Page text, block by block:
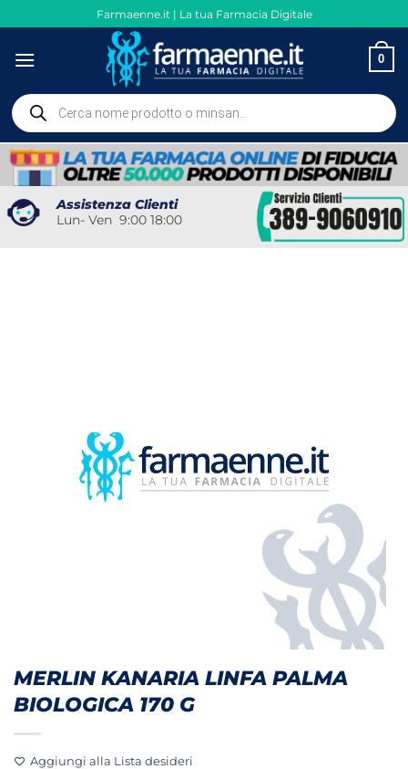
ai
contenuti
Farmaenne.it | La tua Farmacia Digitale
0
Ricerca
prodotti
Assistenza Clienti
Lun- Ven 9:00 18:00
MERLIN KANARIA LINFA PALMA
BIOLOGICA 170 G
Aggiungi alla Lista desideri